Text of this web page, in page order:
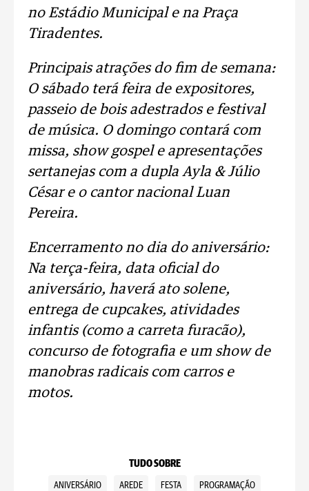
no Estádio Municipal e na Praça
Tiradentes.
Principais atrações do fim de semana:
O sábado terá feira de expositores,
passeio de bois adestrados e festival
de música. O domingo contará com
missa, show gospel e apresentações
sertanejas com a dupla Ayla & Júlio
César e o cantor nacional Luan
Pereira.
Encerramento no dia do aniversário:
Na terça-feira, data oficial do
aniversário, haverá ato solene,
entrega de cupcakes, atividades
infantis (como a carreta furacão),
concurso de fotografia e um show de
manobras radicais com carros e
motos.
TUDO SOBRE
ANIVERSÁRIO AREDE FESTA
PROGRAMAÇÃO